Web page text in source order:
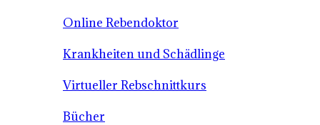
Online Rebendoktor
Krankheiten und Schädlinge
Virtueller Rebschnittkurs
Bücher